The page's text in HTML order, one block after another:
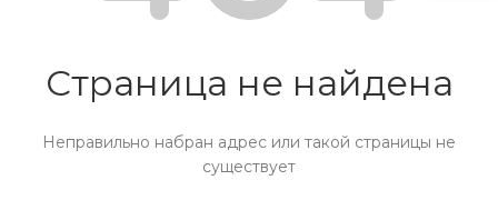
Страница не найдена
Неправильно набран адрес или такой страницы не
существует